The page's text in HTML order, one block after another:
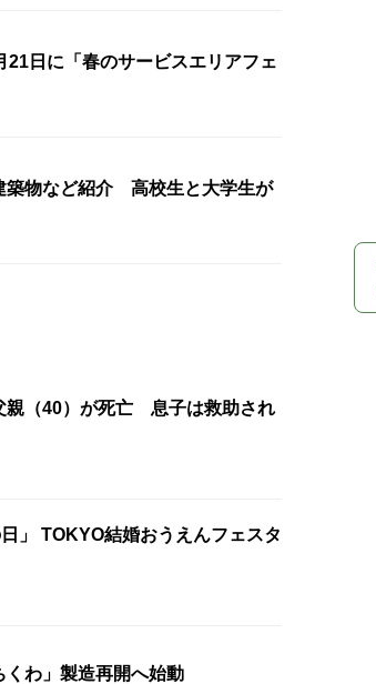
日に「春のサービスエリアフェ
築物など紹介 高校生と大学生が
親（40）が死亡 息子は救助され
」 TOKYO結婚おうえんフェスタ
わ」製造再開へ始動